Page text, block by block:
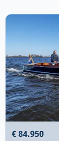
€ 84.950